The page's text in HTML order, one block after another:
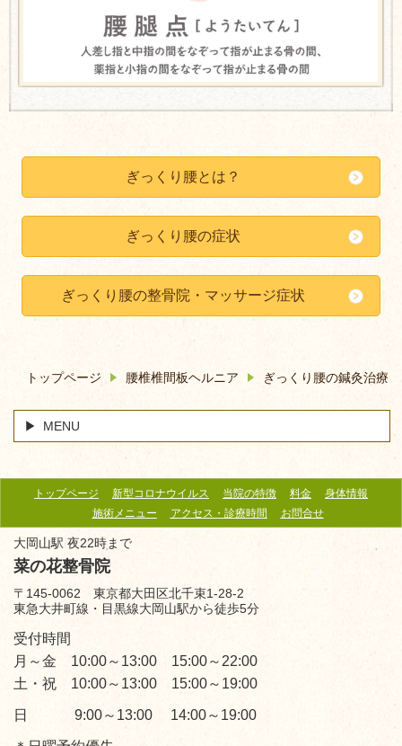
ぎっくり腰とは？
ぎっくり腰の症状
ぎっくり腰の整骨院・マッサージ症状
トップページ 腰椎椎間板ヘルニア ぎっくり腰の鍼灸治療
MENU
トップページ 新型コロナウイルス 当院の特徴 料金
身体情報
施術メニュー
アクセス・診療時間 お問合せ
大岡山駅 夜22時まで
菜の花整骨院
〒145-0062 東京都大田区北千束1-28-2
東急大井町線・目黒線大岡山駅から徒歩5分
受付時間
月～金 10:00～13:00 15:00～22:00
土・祝 10:00～13:00 15:00～19:00
日 9:00～13:00 14:00～19:00